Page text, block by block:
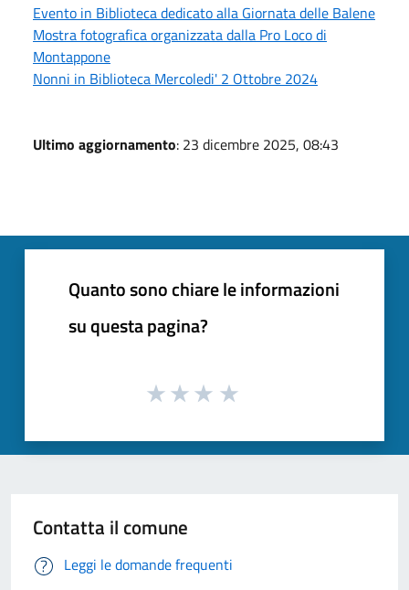
Evento in Biblioteca dedicato alla Giornata delle Balene
Mostra fotografica organizzata dalla Pro Loco di
Montappone
Nonni in Biblioteca Mercoledi' 2 Ottobre 2024
Ultimo aggiornamento: 23 dicembre 2025, 08:43
Quanto sono chiare le informazioni
su questa pagina?
Contatta il comune
Leggi le domande frequenti